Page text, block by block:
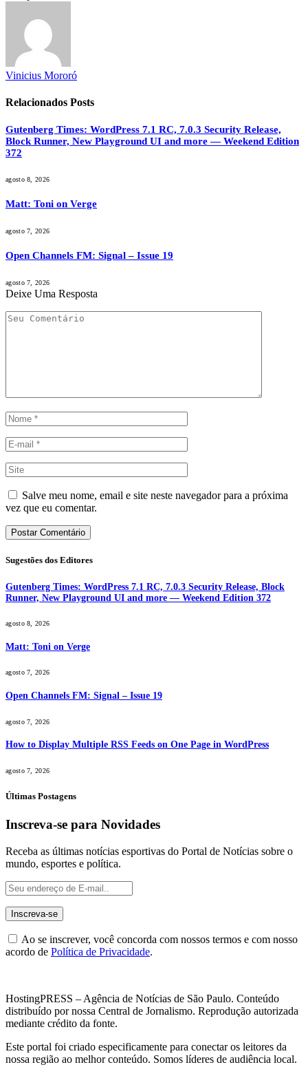
Vinicius Mororó
Relacionados Posts
Gutenberg Times: WordPress 7.1 RC, 7.0.3 Security Release,
Block Runner, New Playground UI and more — Weekend Edition
372
agosto 8, 2026
Matt: Toni on Verge
agosto 7, 2026
Open Channels FM: Signal – Issue 19
agosto 7, 2026
Deixe Uma Resposta
Salve meu nome, email e site neste navegador para a próxima
vez que eu comentar.
Sugestões dos Editores
Gutenberg Times: WordPress 7.1 RC, 7.0.3 Security Release, Block
Runner, New Playground UI and more — Weekend Edition 372
agosto 8, 2026
Matt: Toni on Verge
agosto 7, 2026
Open Channels FM: Signal – Issue 19
agosto 7, 2026
How to Display Multiple RSS Feeds on One Page in WordPress
agosto 7, 2026
Últimas Postagens
Inscreva-se para Novidades
Receba as últimas notícias esportivas do Portal de Notícias sobre o
mundo, esportes e política.
Ao se inscrever, você concorda com nossos termos e com nosso
acordo de Política de Privacidade.
HostingPRESS – Agência de Notícias de São Paulo. Conteúdo
distribuído por nossa Central de Jornalismo. Reprodução autorizada
mediante crédito da fonte.
Este portal foi criado especificamente para conectar os leitores da
nossa região ao melhor conteúdo. Somos líderes de audiência local.